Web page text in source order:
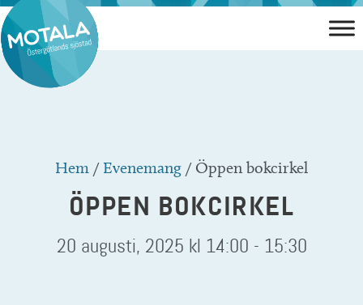
Hoppa
till
innehåll
Hem /Evenemang / Öppen bokcirkel
ÖPPEN BOKCIRKEL
20 augusti, 2025 kl 14:00 - 15:30